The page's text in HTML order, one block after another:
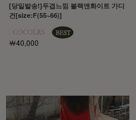
[당일발송!]두겹느낌 블랙앤화이트 가디
건[size:F(55~66)]
￦40,000